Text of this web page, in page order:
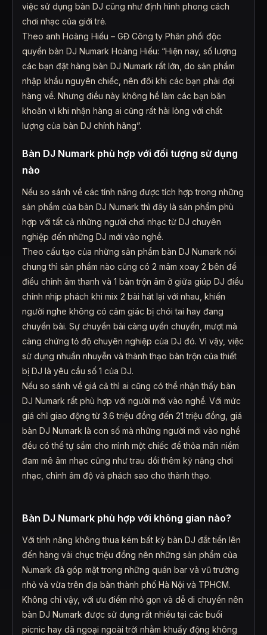
việc sử dụng bàn DJ cũng như định hình phong cách
chơi nhạc của giới trẻ.
Theo anh Hoàng Hiếu – GĐ Công ty Phân phối độc
quyền bàn DJ Numark Hoàng Hiếu: “Hiện nay, số lượng
các bạn đặt hàng bàn DJ Numark rất lớn, do sản phẩm
nhập khẩu nguyên chiếc, nên đôi khi các bạn phải đợi
hàng về. Nhưng điều này không hề làm các bạn băn
khoăn vì khi nhận hàng ai cũng rất hài lòng với chất
lượng của bàn DJ chính hãng”.
Bàn DJ Numark phù hợp với đối tượng sử dụng
nào
Nếu so sánh về các tính năng được tích hợp trong những
sản phẩm của bàn DJ Numark thì đây là sản phẩm phù
hợp với tất cả những người chơi nhạc từ DJ chuyên
nghiệp đến những DJ mới vào nghề.
Theo cấu tạo của những sản phẩm bàn DJ Numark nói
chung thì sản phẩm nào cũng có 2 mâm xoay 2 bên để
điều chỉnh âm thanh và 1 bàn trộn âm ở giữa giúp DJ điều
chỉnh nhịp phách khi mix 2 bài hát lại với nhau, khiến
người nghe không có cảm giác bị chói tai hay đang
chuyển bài. Sự chuyển bài càng uyển chuyển, mượt mà
càng chứng tỏ độ chuyên nghiệp của DJ đó. Vì vậy, việc
sử dụng nhuần nhuyễn và thành thạo bàn trộn của thiết
bị DJ là yêu cầu số 1 của DJ.
Nếu so sánh về giá cả thì ai cũng có thể nhận thấy bàn
DJ Numark rất phù hợp với người mới vào nghề. Với mức
giá chỉ giao động từ 3.6 triệu đồng đến 21 triệu đồng, giá
bàn DJ Numark là con số mà những người mới vào nghề
đều có thể tự sắm cho mình một chiếc để thỏa mãn niềm
đam mê âm nhạc cũng như trau dồi thêm kỹ năng chơi
nhạc, chỉnh âm độ và phách sao cho thành thạo.
Bàn DJ Numark phù hợp với không gian nào?
Với tính năng không thua kém bất kỳ bàn DJ đắt tiền lên
đến hàng vài chục triệu đồng nên những sản phẩm của
Numark đã góp mặt trong những quán bar và vũ trường
nhỏ và vừa trên địa bàn thành phố Hà Nội và TPHCM.
Không chỉ vậy, với ưu điểm nhỏ gọn và dễ di chuyển nên
bàn DJ Numark được sử dụng rất nhiều tại các buổi
picnic hay dã ngoại ngoài trời nhằm khuấy động không